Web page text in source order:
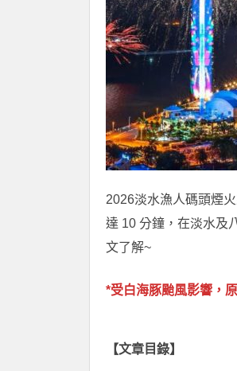
2026淡水漁人碼頭煙
達 10 分鐘，在淡水及
文了解~
*受白海豚颱風影響，
【文章目錄】